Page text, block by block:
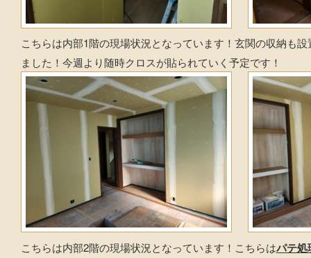
こちらは内部1階の現場状況となっています！玄関の収納も設
ました！今週より随時クロスが貼られていく予定です！
こちらは内部2階の現場状況となっています！こちらはパテ処